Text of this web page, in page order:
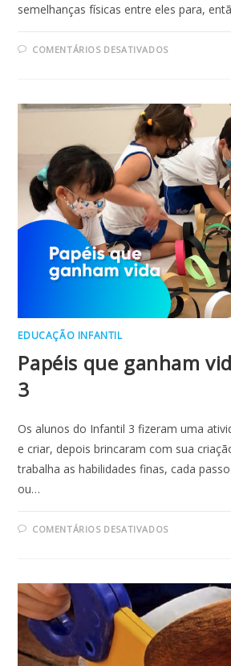
semelhanças físicas entre eles para,
COMENTÁRIOS DESATIVADOSEM
INFANTIL
2
EDUCAÇÃO INFANTIL
Papéis que ganham
3
Os alunos do Infantil 3 fizeram uma
e criar, depois brincaram com sua
trabalha as habilidades finas, cada
ou…
COMENTÁRIOS DESATIVADOSEM
|
INFANTIL
3